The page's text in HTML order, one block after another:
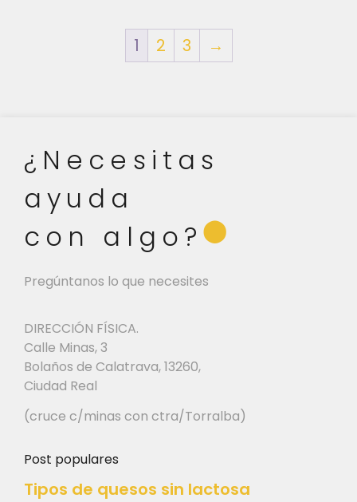
1 2 3 →
¿Necesitas
ayuda
con algo? ⬤
Pregúntanos lo que necesites
DIRECCIÓN FÍSICA.
Calle Minas, 3
Bolaños de Calatrava, 13260,
Ciudad Real
(cruce c/minas con ctra/Torralba)
Post populares
Tipos de quesos sin lactosa